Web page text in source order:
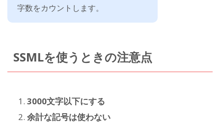
字数をカウントします。
SSMLを使うときの注意点
3000文字以下にする
余計な記号は使わない